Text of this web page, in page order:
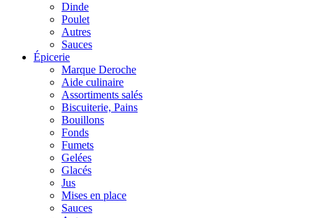
Dinde
Poulet
Autres
Sauces
Épicerie
Marque Deroche
Aide culinaire
Assortiments salés
Biscuiterie, Pains
Bouillons
Fonds
Fumets
Gelées
Glacés
Jus
Mises en place
Sauces